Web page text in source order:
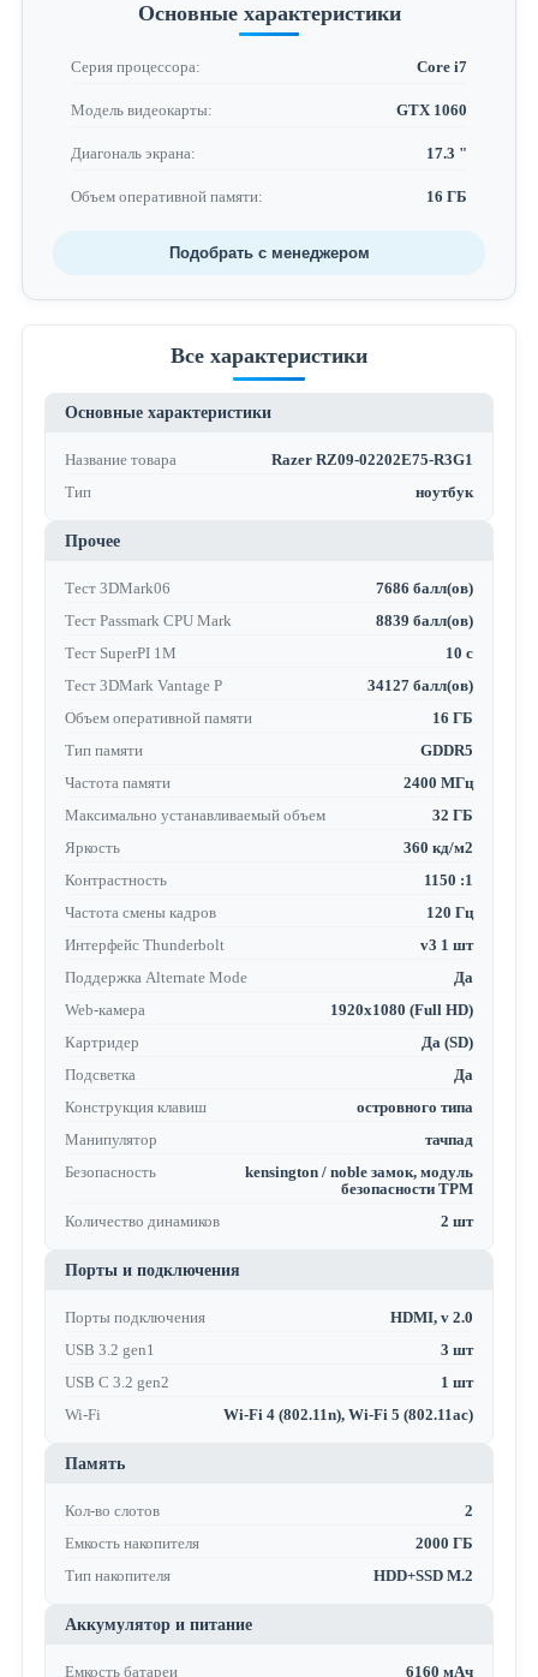
Основные характеристики
Серия процессора: Core i7
Модель видеокарты: GTX 1060
Диагональ экрана: 17.3 "
Объем оперативной памяти: 16 ГБ
Подобрать с менеджером
Все характеристики
Основные характеристики
Название товара
Razer RZ09-02202E75-R3G1
Тип
ноутбук
Прочее
Тест 3DMark06
7686 балл(ов)
Тест Passmark CPU Mark
8839 балл(ов)
Тест SuperPI 1M
10 с
Тест 3DMark Vantage P
34127 балл(ов)
Объем оперативной памяти
16 ГБ
Тип памяти
GDDR5
Частота памяти
2400 МГц
Максимально устанавливаемый объем
32 ГБ
Яркость
360 кд/м2
Контрастность
1150 :1
Частота смены кадров
120 Гц
Интерфейс Thunderbolt
v3 1 шт
Поддержка Alternate Mode
Да
Web-камера
1920x1080 (Full HD)
Картридер
Да (SD)
Подсветка
Да
Конструкция клавиш
островного типа
Манипулятор
тачпад
Безопасность
kensington / noble замок, модуль
безопасности TPM
Количество динамиков
2 шт
Порты и подключения
Порты подключения
HDMI, v 2.0
USB 3.2 gen1
3 шт
USB C 3.2 gen2
1 шт
Wi-Fi
Wi-Fi 4 (802.11n), Wi-Fi 5 (802.11ac)
Память
Кол-во слотов
2
Емкость накопителя
2000 ГБ
Тип накопителя
HDD+SSD M.2
Аккумулятор и питание
Емкость батареи 6160 мАч